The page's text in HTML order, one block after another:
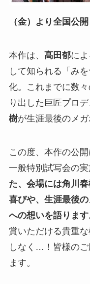
（金）より全国公開
本作は、 髙田郁に
して知られる「み
化。これまでに数
り出した巨匠プロ
樹が生涯最後のメガ
この度、本作の公
一般特別試写会の実
た、会場には角川
喜びや、生涯最後
への想いを語ります
賞いただける貴重
しなく…！皆様のご
ます。